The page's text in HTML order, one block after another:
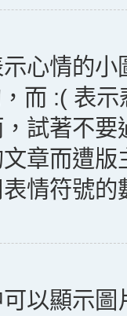
心情的
而 :( 表
試著不
章而遭
情符號的
以顯示